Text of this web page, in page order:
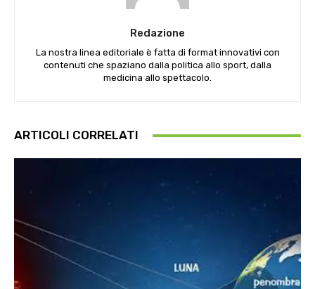
Redazione
La nostra linea editoriale è fatta di format innovativi con
contenuti che spaziano dalla politica allo sport, dalla
medicina allo spettacolo.
ARTICOLI CORRELATI